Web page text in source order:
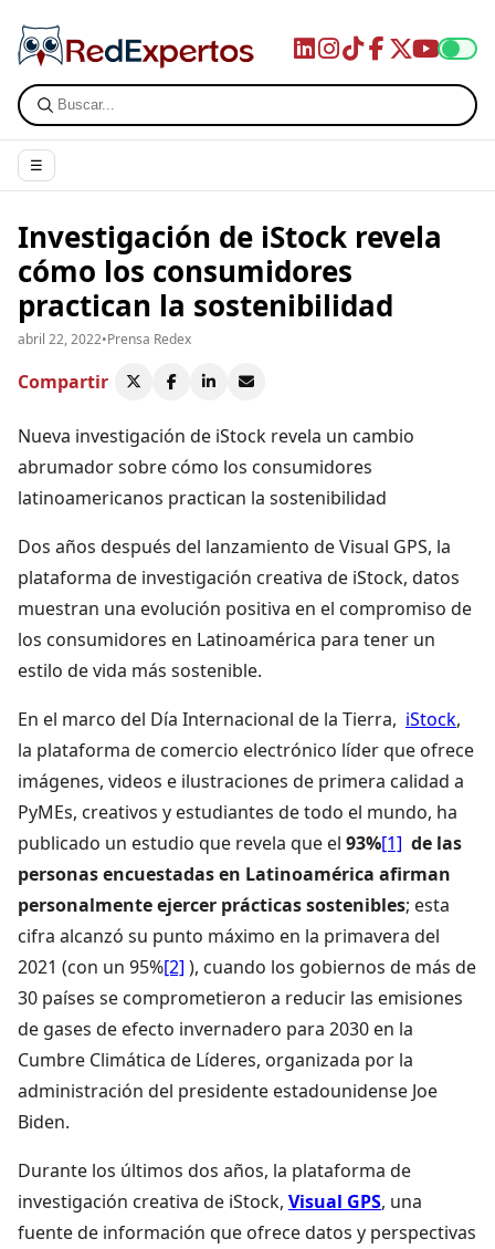
☰
Investigación de iStock revela
cómo los consumidores
practican la sostenibilidad
abril 22, 2022•Prensa Redex
Compartir
Nueva investigación de iStock revela un cambio
abrumador sobre cómo los consumidores
latinoamericanos practican la sostenibilidad
Dos años después del lanzamiento de Visual GPS, la
plataforma de investigación creativa de iStock, datos
muestran una evolución positiva en el compromiso de
los consumidores en Latinoamérica para tener un
estilo de vida más sostenible.
En el marco del Día Internacional de la Tierra, iStock,
la plataforma de comercio electrónico líder que ofrece
imágenes, videos e ilustraciones de primera calidad a
PyMEs, creativos y estudiantes de todo el mundo, ha
publicado un estudio que revela que el 93%[1] de las
personas encuestadas en Latinoamérica afirman
personalmente ejercer prácticas sostenibles; esta
cifra alcanzó su punto máximo en la primavera del
2021 (con un 95%[2] ), cuando los gobiernos de más de
30 países se comprometieron a reducir las emisiones
de gases de efecto invernadero para 2030 en la
Cumbre Climática de Líderes, organizada por la
administración del presidente estadounidense Joe
Biden.
Durante los últimos dos años, la plataforma de
investigación creativa de iStock, Visual GPS, una
fuente de información que ofrece datos y perspectivas